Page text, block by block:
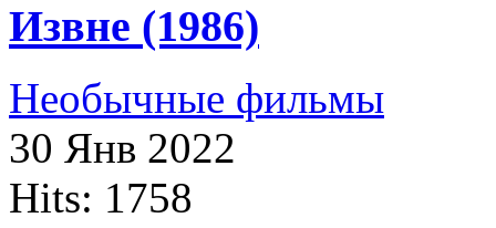
Извне (1986)
Необычные фильмы
30 Янв 2022
Hits: 1758